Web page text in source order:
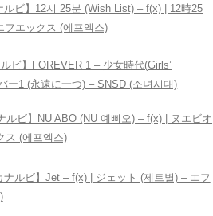
ルビ】12시 25분 (Wish List) – ​f(x) | 12時25
フエックス (에프엑스)
ビ】FOREVER 1 – 少女時代(Girls’
ー1 (永遠に一つ) – SNSD (소녀시대)
ルビ】NU ABO (NU 예삐오) – ​f(x) | ヌエビオ
ス (에프엑스)
ナルビ】Jet – ​f(x) | ジェット (제트별) – エフ